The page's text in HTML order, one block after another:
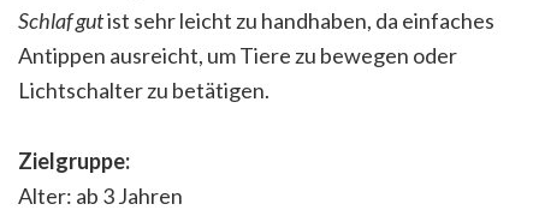
Schlaf gutist sehr leicht zu handhaben, da einfaches
Antippen ausreicht, um Tiere zu bewegen oder
Lichtschalter zu betätigen.
Zielgruppe:
Alter: ab 3 Jahren